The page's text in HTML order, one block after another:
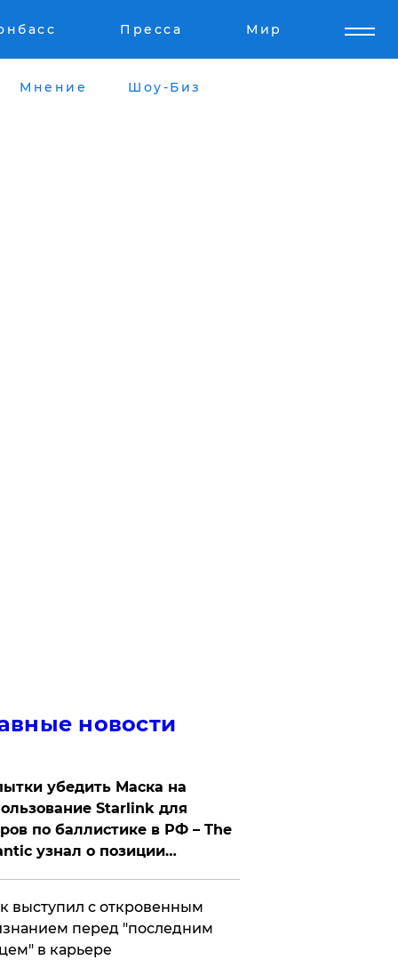
Пресса Мир
Мнение Шоу-Биз
новости
убедить Маска на
Starlink для
по баллистике в РФ – The
узнал о позиции
выступил с откровенным
перед "последним
в карьере